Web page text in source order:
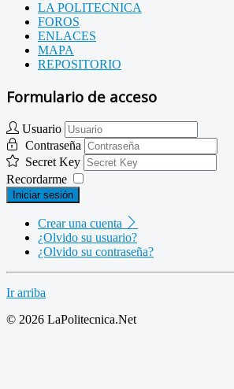
LA POLITECNICA
FOROS
ENLACES
MAPA
REPOSITORIO
Formulario de acceso
Usuario
Contraseña
Secret Key
Recordarme
Iniciar sesión
Crear una cuenta
¿Olvido su usuario?
¿Olvido su contraseña?
Ir arriba
© 2026 LaPolitecnica.Net